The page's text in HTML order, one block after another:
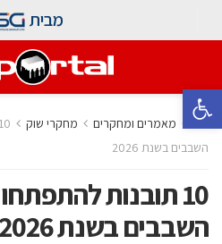
פתח סרגל נגישות
מבית
בית מאמרים ומחקרים מחקרי שוק
השבבים בשנת 2026
10 תובנות
השבבים בשנת 2026